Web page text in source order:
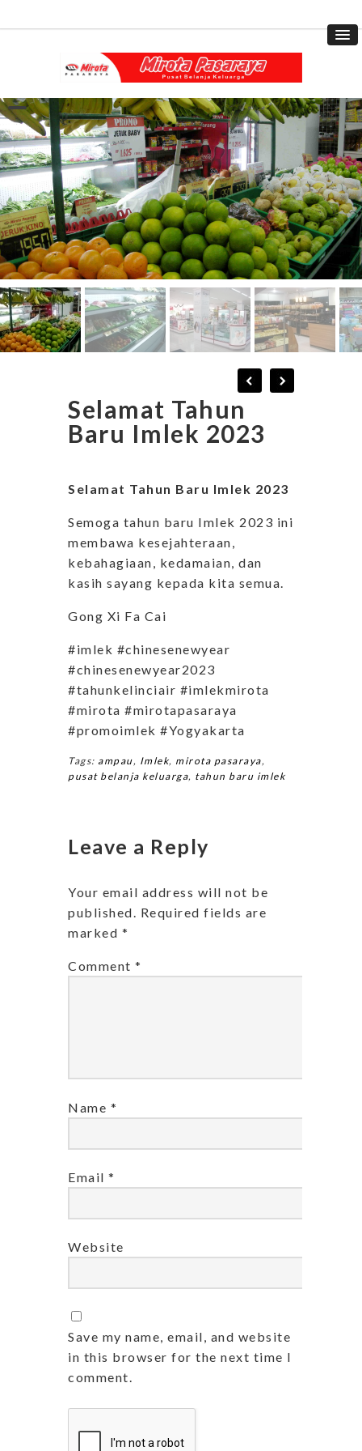
Selamat Tahun
Baru Imlek 2023
Selamat Tahun Baru Imlek 2023
Semoga tahun baru Imlek 2023 ini
membawa kesejahteraan,
kebahagiaan, kedamaian, dan
kasih sayang kepada kita semua.
Gong Xi Fa Cai
#imlek #chinesenewyear
#chinesenewyear2023
#tahunkelinciair #imlekmirota
#mirota #mirotapasaraya
#promoimlek #Yogyakarta
Tags: ampau, Imlek, mirota pasaraya,
pusat belanja keluarga, tahun baru imlek
Leave a Reply
Your email address will not be
published. Required fields are
marked *
Comment *
Name *
Email *
Website
Save my name, email, and website
in this browser for the next time I
comment.